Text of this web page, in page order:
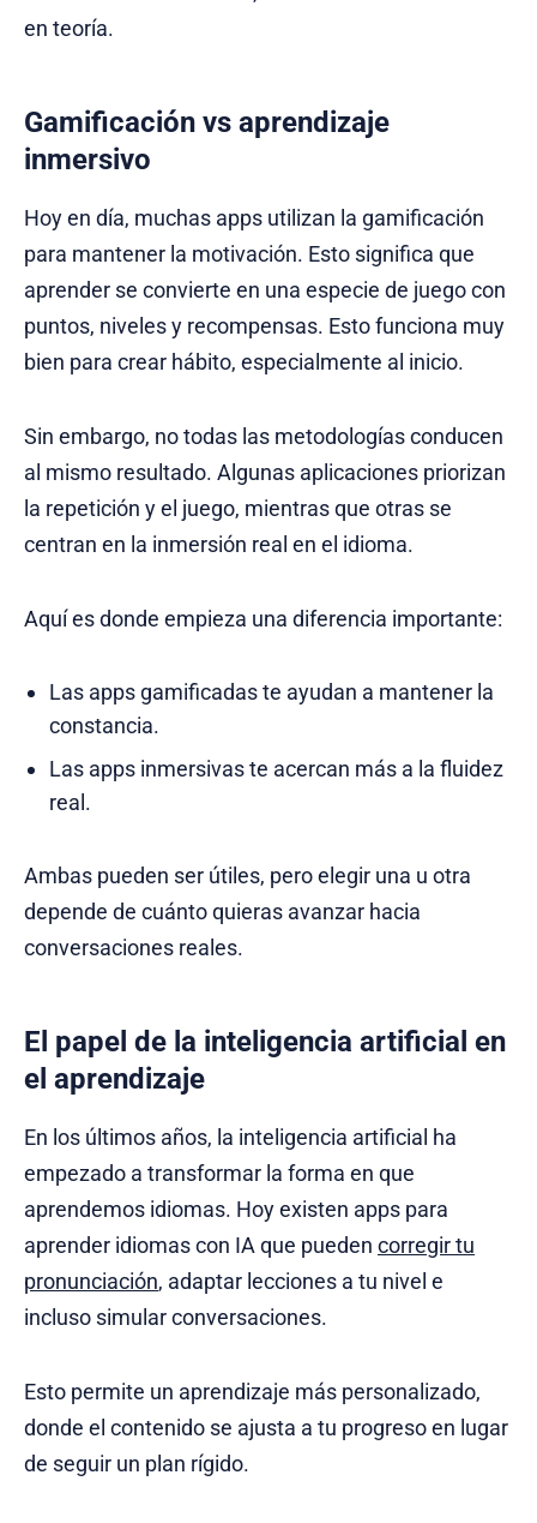
en teoría.
Gamificación vs aprendizaje
inmersivo
Hoy en día, muchas apps utilizan la gamificación
para mantener la motivación. Esto significa que
aprender se convierte en una especie de juego con
puntos, niveles y recompensas. Esto funciona muy
bien para crear hábito, especialmente al inicio.
Sin embargo, no todas las metodologías conducen
al mismo resultado. Algunas aplicaciones priorizan
la repetición y el juego, mientras que otras se
centran en la inmersión real en el idioma.
Aquí es donde empieza una diferencia importante:
Las apps gamificadas te ayudan a mantener la
constancia.
Las apps inmersivas te acercan más a la fluidez
real.
Ambas pueden ser útiles, pero elegir una u otra
depende de cuánto quieras avanzar hacia
conversaciones reales.
El papel de la inteligencia artificial en
el aprendizaje
En los últimos años, la inteligencia artificial ha
empezado a transformar la forma en que
aprendemos idiomas. Hoy existen apps para
aprender idiomas con IA que pueden corregir tu
pronunciación, adaptar lecciones a tu nivel e
incluso simular conversaciones.
Esto permite un aprendizaje más personalizado,
donde el contenido se ajusta a tu progreso en lugar
de seguir un plan rígido.